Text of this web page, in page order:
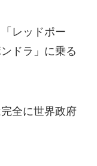
レッドポー
ドラ」に乗る
全に世界政府